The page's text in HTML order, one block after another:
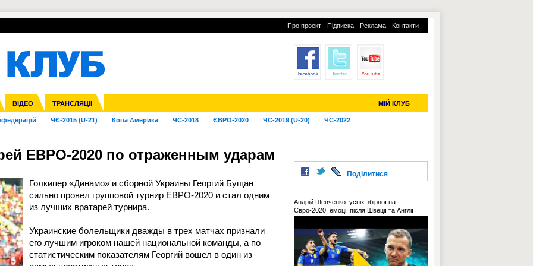
Про проект - Підписка - Реклама - Контакти
ВІДЕО ТРАНСЛЯЦІЇ МІЙ КЛУБ
ліга Кубок України Молодіжка
Ліга націй Ліга конференцій
Франція Інші
ЧЄ-2015 (U-21) Копа Америка ЧС-2018 ЄВРО-2020 ЧС-2019 (U-20) ЧС-2022
УПЛ-ПЕРЕХОДИ УСІ ТРАНСФЕРИ
ЕВРО-2020 по отраженным ударам
Голкипер «Динамо» и сборной Украины Георгий Бущан
сильно провел групповой турнир ЕВРО-2020 и стал одним
из лучших вратарей турнира.
Украинские болельщики дважды в трех матчах признали
его лучшим игроком нашей национальной команды, а по
статистическим показателям Георгий вошел в один из
Поділитися
Андрій Шевченко: успіх збірної на
Євро-2020, емоції після Швеції та Англії